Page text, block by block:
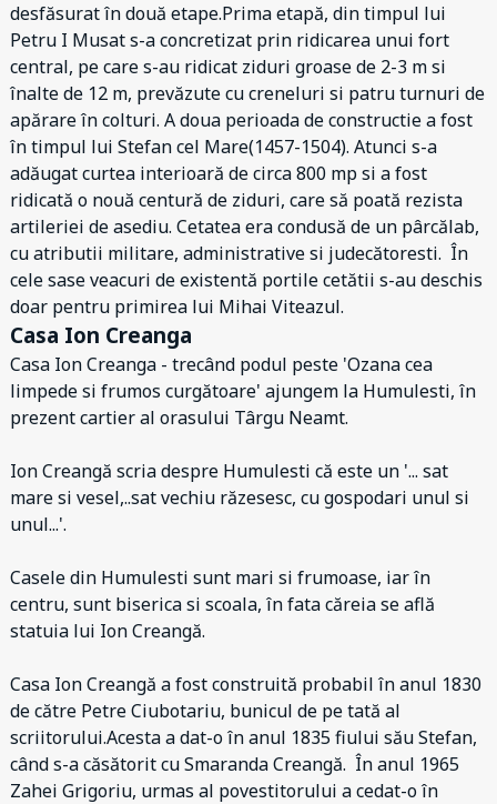
desfăsurat în două etape.Prima etapă, din timpul lui
Petru I Musat s-a concretizat prin ridicarea unui fort
central, pe care s-au ridicat ziduri groase de 2-3 m si
înalte de 12 m, prevăzute cu creneluri si patru turnuri de
apărare în colturi. A doua perioada de constructie a fost
în timpul lui Stefan cel Mare(1457-1504). Atunci s-a
adăugat curtea interioară de circa 800 mp si a fost
ridicată o nouă centură de ziduri, care să poată rezista
artileriei de asediu. Cetatea era condusă de un pârcălab,
cu atributii militare, administrative si judecătoresti. În
cele sase veacuri de existentă portile cetătii s-au deschis
doar pentru primirea lui Mihai Viteazul.
Casa Ion Creanga
Casa Ion Creanga - trecând podul peste 'Ozana cea
limpede si frumos curgătoare' ajungem la Humulesti, în
prezent cartier al orasului Târgu Neamt.
Ion Creangă scria despre Humulesti că este un '... sat
mare si vesel,..sat vechiu răzesesc, cu gospodari unul si
unul...'.
Casele din Humulesti sunt mari si frumoase, iar în
centru, sunt biserica si scoala, în fata căreia se află
statuia lui Ion Creangă.
Casa Ion Creangă a fost construită probabil în anul 1830
de către Petre Ciubotariu, bunicul de pe tată al
scriitorului.Acesta a dat-o în anul 1835 fiului său Stefan,
când s-a căsătorit cu Smaranda Creangă. În anul 1965
Zahei Grigoriu, urmas al povestitorului a cedat-o în